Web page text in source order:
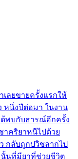
ลยขายครั้งแรกให้
หนึ่งปีต่อมา ในงาน
ด้พบกับธารณ์อีกครั้ง
าคริยาหนีไปด้วย
กลับถูกปวิชลากไป
นั้นที่มียาที่ช่วยชีวิต